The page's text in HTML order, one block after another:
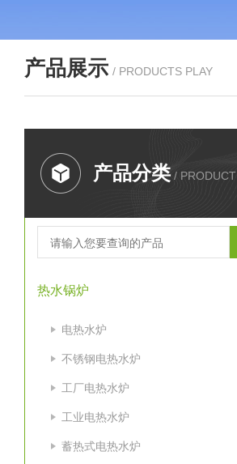
产品展示 / PRODUCTS PLAY
产品分类 / PRODUCT
热水锅炉
电热水炉
不锈钢电热水炉
工厂电热水炉
工业电热水炉
蓄热式电热水炉